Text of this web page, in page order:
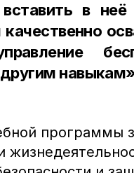
в
другим
программы